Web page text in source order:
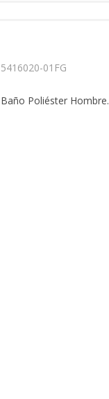
Poliéster Hombre.